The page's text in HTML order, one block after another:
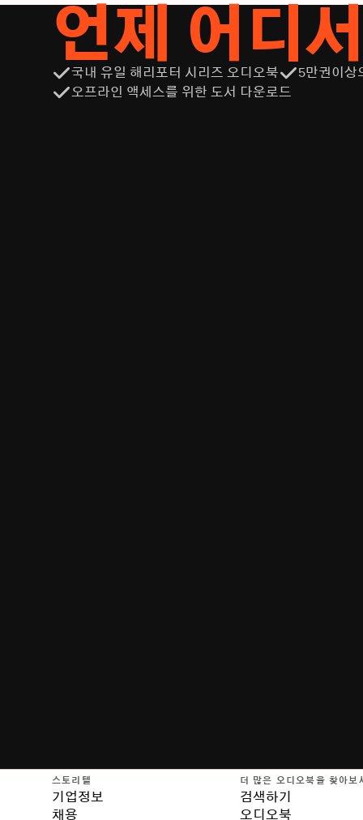
언제 어디
국내 유일 해리포터 시리즈 오디오북
5만권이상
오프라인 액세스를 위한 도서 다운로드
스토리텔
기업정보
채용
더 많은 오디오북을 찾아보
검색하기
오디오북